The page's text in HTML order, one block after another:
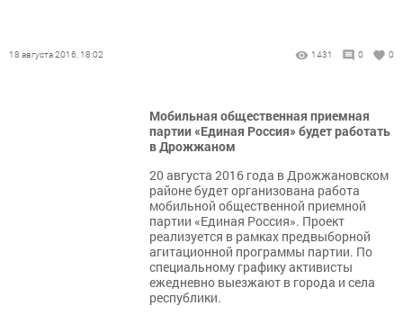
18 августа 2016, 18:02 1431 0 0
Мобильная общественная приемная
партии «Единая Россия» будет работать
в Дрожжаном
20 августа 2016 года в Дрожжановском
районе будет организована работа
мобильной общественной приемной
партии «Единая Россия». Проект
реализуется в рамках предвыборной
агитационной программы партии. По
специальному графику активисты
ежедневно выезжают в города и села
республики.